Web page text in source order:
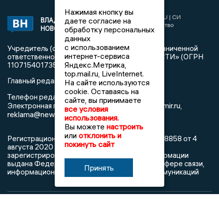
ВЛАДИМИРСКИЕ
НОВОСТИ
2017 © NEWSVLADIMIR.RU | СИ
«Информационное агентство
Владимирские новости»
Учредитель (соучредители): Общество с ограниченной
ответственностью «РЕГИОНАЛЬНЫЕ НОВОСТИ» (ОГРН
1107154017354)
Главный редактор: Мазов С. А.
Телефон редакции:8 (4922) 666916
Электронная почта редакции:info@newsvladimir.ru
reklama@newsvladimir.ru
Регистрационный номер: серия Эл № ФС77-78858 от 4
августа 2020 г. согласно выписке из реестра
зарегистрированных средств массовой информации
выдана Федеральной службой по надзору в сфере связи,
информационных технологий и массовых коммуникаций
Нажимая кнопку вы
даете согласие на
обработку персональных
данных
с использованием
интернет-сервиса
Яндекс.Метрика,
top.mail.ru, LiveInternet.
На сайте используются
cookie. Оставаясь на
сайте, вы принимаете
все условия
использования.
Вы можете настроить
или отклонить и
покинуть сайт
Принять